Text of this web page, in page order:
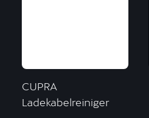
CUPRA
Ladekabelreiniger